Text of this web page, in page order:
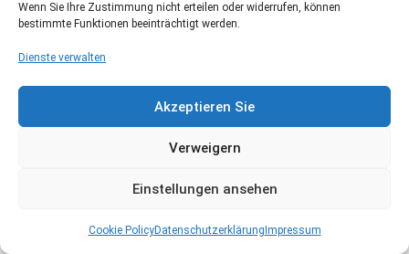
Wenn Sie Ihre Zustimmung nicht erteilen oder widerrufen, können
bestimmte Funktionen beeinträchtigt werden.
Dienste verwalten
Akzeptieren Sie
Verweigern
Einstellungen ansehen
Cookie PolicyDatenschutzerklärung Impressum